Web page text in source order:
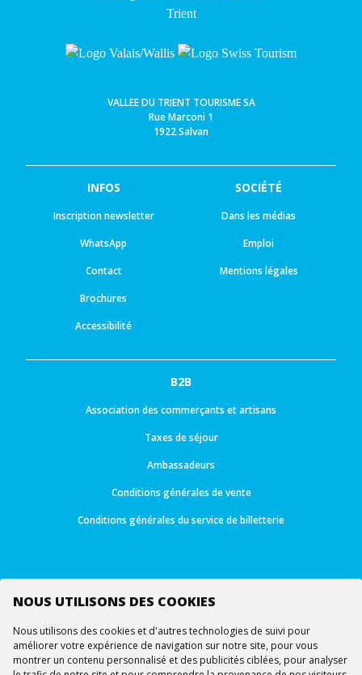
NOUS UTILISONS DES COOKIES
Nous utilisons des cookies et d'autres technologies de suivi pour
améliorer votre expérience de navigation sur notre site, pour vous
montrer un contenu personnalisé et des publicités ciblées, pour analyser
VALLEE DU TRIENT TOURISME SA
Rue Marconi 1
1922 Salvan
INFOS
Inscription newsletter
WhatsApp
Contact
Brochures
Accessibilité
SOCIÉTÉ
Dans les médias
Emploi
Mentions légales
B2B
Association des commerçants et artisans
Taxes de séjour
Ambassadeurs
Conditions générales de vente
Conditions générales du service de billetterie
Suivez-nous